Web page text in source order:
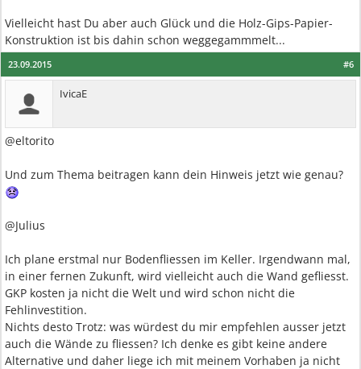
Vielleicht hast Du aber auch Glück und die Holz-Gips-Papier-
Konstruktion ist bis dahin schon weggegammmelt...
#6
23.09.2015
IvicaE
@eltorito
Und zum Thema beitragen kann dein Hinweis jetzt wie genau?
@Julius
Ich plane erstmal nur Bodenfliessen im Keller. Irgendwann mal,
in einer fernen Zukunft, wird vielleicht auch die Wand gefliesst.
GKP kosten ja nicht die Welt und wird schon nicht die
Fehlinvestition.
Nichts desto Trotz: was würdest du mir empfehlen ausser jetzt
auch die Wände zu fliessen? Ich denke es gibt keine andere
Alternative und daher liege ich mit meinem Vorhaben ja nicht